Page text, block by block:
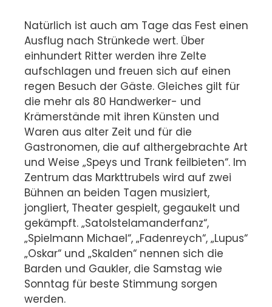
Natürlich ist auch am Tage das Fest einen
Ausflug nach Strünkede wert. Über
einhundert Ritter werden ihre Zelte
aufschlagen und freuen sich auf einen
regen Besuch der Gäste. Gleiches gilt für
die mehr als 80 Handwerker- und
Krämerstände mit ihren Künsten und
Waren aus alter Zeit und für die
Gastronomen, die auf althergebrachte Art
und Weise „Speys und Trank feilbieten“. Im
Zentrum das Markttrubels wird auf zwei
Bühnen an beiden Tagen musiziert,
jongliert, Theater gespielt, gegaukelt und
gekämpft. „Satolstelamanderfanz“,
„Spielmann Michael“, „Fadenreych“, „Lupus“
„Oskar“ und „Skalden“ nennen sich die
Barden und Gaukler, die Samstag wie
Sonntag für beste Stimmung sorgen
werden.